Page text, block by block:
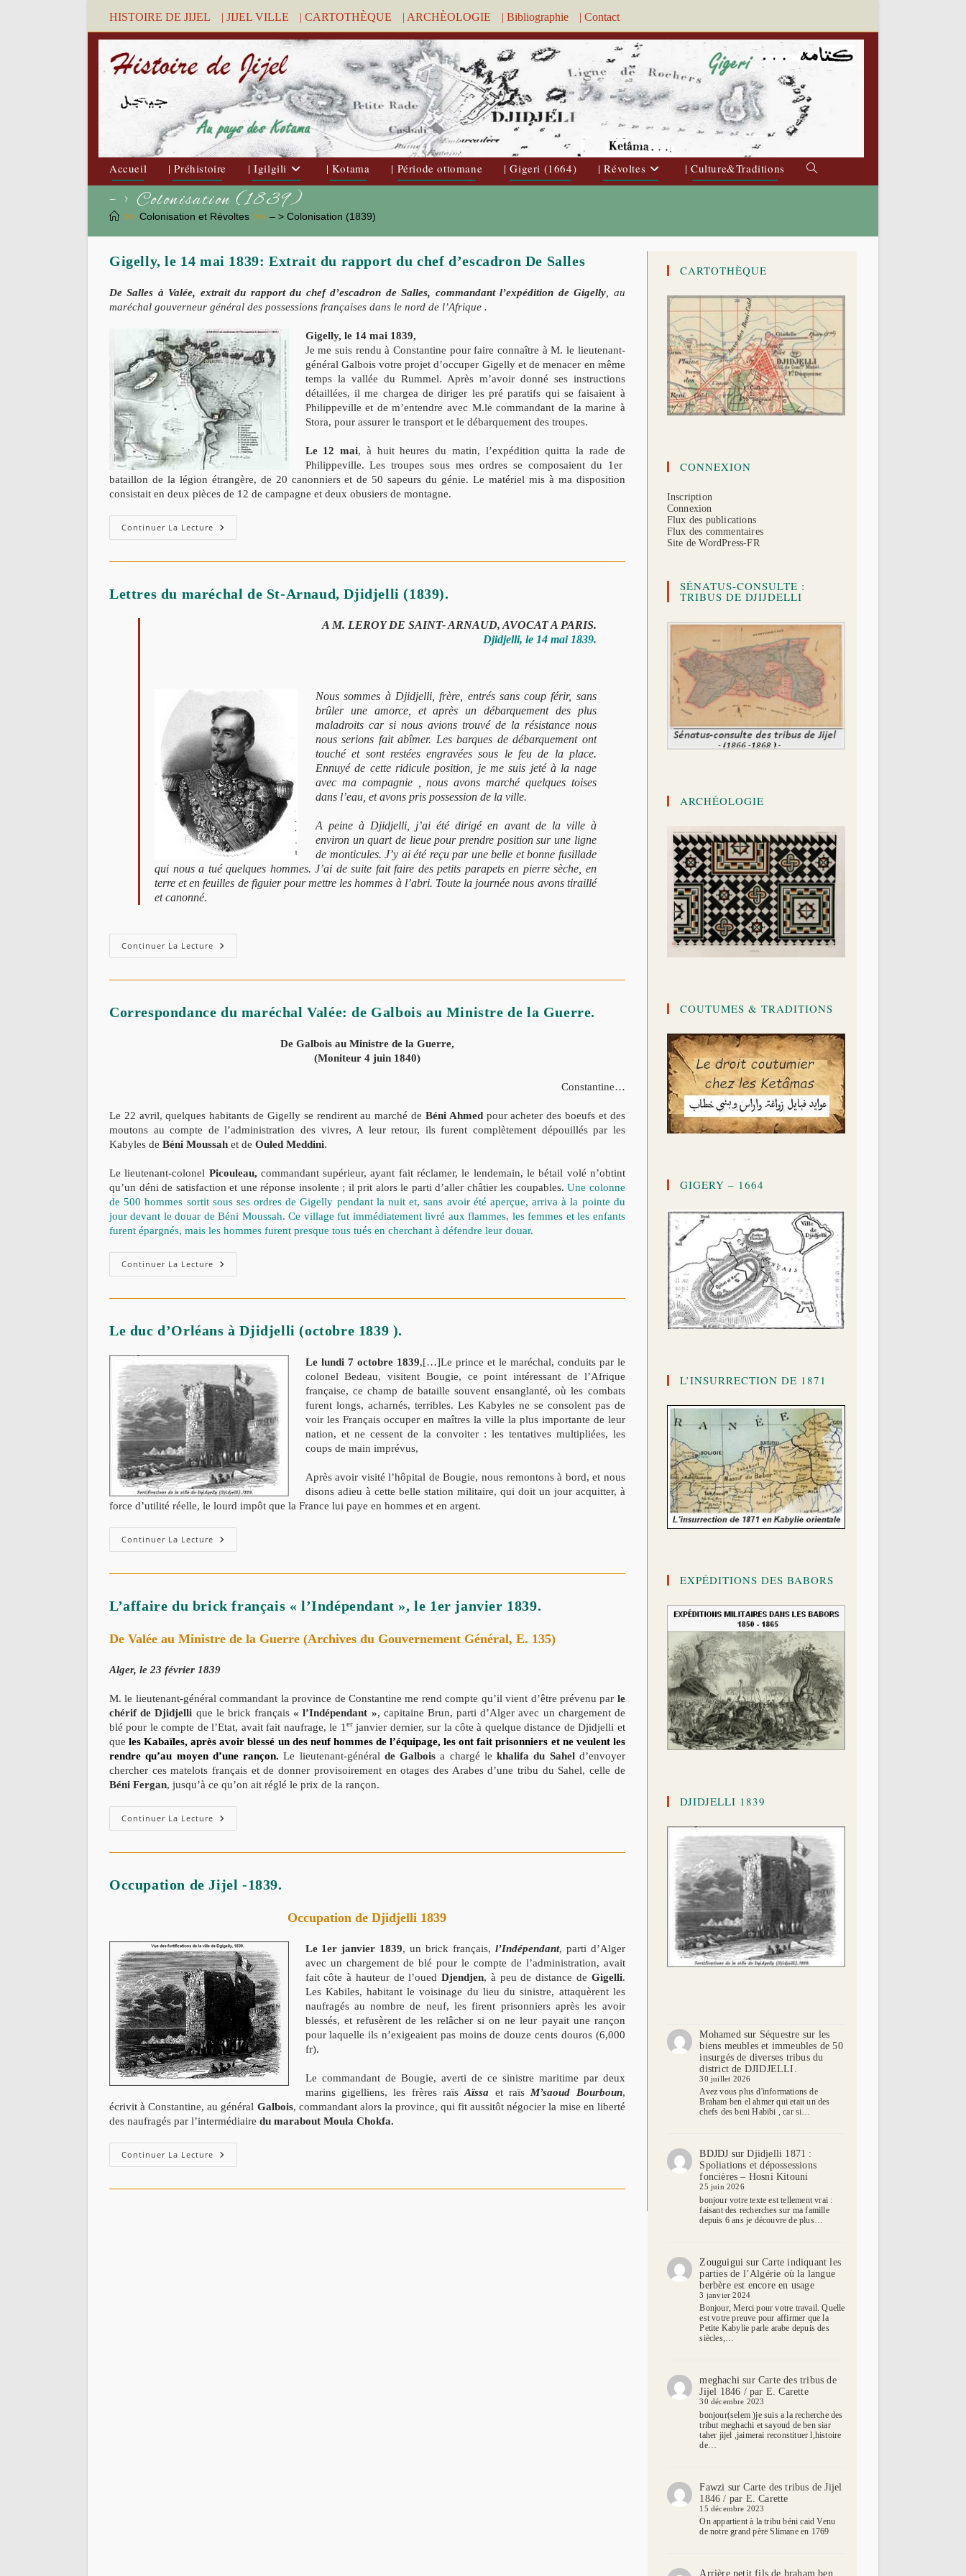
HISTOIRE DE JIJEL | JIJEL VILLE | CARTOTHÈQUE | ARCHÈOLOGIE | Bibliographie | Contact
Accueil | Préhistoire | Igilgili | Kotama | Période ottomane | Gigeri (1664) | Révoltes | Culture&Traditions
Toggle
– > Colonisation (1839)
>> Colonisation et Révoltes >> – > Colonisation (1839)
Gigelly, le 14 mai 1839: Extrait du rapport du chef d’escadron De Salles
De Salles à Valée, extrait du rapport du chef d’escadron de Salles, commandant l’expédition de Gigelly , au
maréchal gouverneur général des possessions françaises dans le nord de l’Afrique .
Gigelly, le 14 mai 1839,
Je me suis rendu à Constantine pour faire connaître à M. le lieutenant-
général Galbois votre projet d’occuper Gigelly et de menacer en même
temps la vallée du Rummel. Après m’avoir donné ses instructions
détaillées, il me chargea de diriger les pré paratifs qui se faisaient à
Philippeville et de m’entendre avec M.le commandant de la marine à
Stora, pour assurer le transport et le débarquement des troupes.
Le 12 mai, à huit heures du matin, l’expédition quitta la rade de
Philippeville. Les troupes sous mes ordres se composaient du 1er
bataillon de la légion étrangère, de 20 canonniers et de 50 sapeurs du génie. Le matériel mis à ma disposition
consistait en deux pièces de 12 de campagne et deux obusiers de montagne.
Continuer La Lecture Gigelly,
Le
Du
Rapport
Lettres du maréchal de St-Arnaud, Djidjelli (1839).
A M. LEROY DE SAINT- ARNAUD, AVOCAT A PARIS.
Djidjelli, le 14 mai 1839.
Nous sommes à Djidjelli, frère, entrés sans coup férir, sans
brûler une amorce, et après un débarquement des plus
maladroits car si nous avions trouvé de la résistance nous
nous serions fait abîmer. Les barques de débarquement ont
touché et sont restées engravées sous le feu de la place.
Ennuyé de cette ridicule position, je me suis jeté à la nage
avec ma compagnie , nous avons marché quelques toises
dans l’eau, et avons pris possession de la ville.
A peine à Djidjelli, j’ai été dirigé en avant de la ville à
environ un quart de lieue pour prendre position sur une ligne
de monticules. J’y ai été reçu par une belle et bonne fusillade
qui nous a tué quelques hommes. J’ai de suite fait faire des petits parapets en pierre sèche, en
terre et en feuilles de figuier pour mettre les hommes à l’abri. Toute la journée nous avons tiraillé
et canonné.
Continuer La Lecture Lettres
Du
Djidjelli
(1839).
Correspondance du maréchal Valée: de Galbois au Ministre de la Guerre.
De Galbois au Ministre de la Guerre,
(Moniteur 4 juin 1840)
Constantine…
Le 22 avril, quelques habitants de Gigelly se rendirent au marché de Béni Ahmedpour acheter des boeufs et des
moutons au compte de l’administration des vivres, A leur retour, ils furent complètement dépouillés par les
Kabyles de Béni Moussah et de Ouled Meddini.
Le lieutenant-colonel Picouleau, commandant supérieur, ayant fait réclamer, le lendemain, le bétail volé n’obtint
qu’un déni de satisfaction et une réponse insolente ; il prit alors le parti d’aller châtier les coupables.Une colonne
de 500 hommes sortit sous sesordres de Gigelly pendant la nuit et, sans avoir été aperçue, arrivaà la pointe du
jour devant le douar de Béni Moussah. Ce village fut immédiatement livré aux flammes, les femmes et les enfants
furent épargnés, mais les hommes furent presque tous tués en cherchant à défendre leur douar.
Continuer La Lecture Correspondance
Du
Ministre
La
Guerre.
Le duc d’Orléans à Djidjelli (octobre 1839 ).
Le lundi 7 octobre 1839,[…]Le prince et le maréchal, conduits par le
colonel Bedeau, visitent Bougie, ce point intéressant de l’Afrique
française, ce champ de bataille souvent ensanglanté, où les combats
furent longs, acharnés, terribles. Les Kabyles ne se consolent pas de
voir les Français occuper en maîtres la ville la plus importante de leur
nation, et ne cessent de la convoiter : les tentatives multipliées, les
coups de main imprévus,
Après avoir visité l’hôpital de Bougie, nous remontons à bord, et nous
disons adieu à cette belle station militaire, qui doit un jour acquitter, à
force d’utilité réelle, le lourd impôt que la France lui paye en hommes et en argent.
Continuer La Lecture Le
Duc
1839
).
L’affaire du brick français « l’Indépendant », le 1er janvier 1839.
De Valée au Ministre de la Guerre (Archives du Gouvernement Général, E. 135)
Alger, le 23 février 1839
M. le lieutenant-général commandant la province de Constantine me rend compte qu’il vient d’être prévenu par le
chérif de Djidjelli que le brick français « l’Indépendant », capitaine Brun, parti d’Alger avec un chargement de
blé pour le compte de l’Etat, avait fait naufrage, le 1 erjanvier dernier, sur la côte à quelque distance de Djidjelli et
que les Kabaïles, après avoir blessé un des neuf hommes de l’équipage, les ont fait prisonniers et ne veulent les
rendre qu’au moyen d’une rançon.Le lieutenant-général de Galbois a chargé lekhalifa du Saheld’envoyer
chercher ces matelots français et de donner provisoirement en otages des Arabes d’une tribu du Sahel, celle de
Béni Fergan, jusqu’à ce qu’on ait réglé le prix de la rançon.
Continuer La Lecture L’affaire
Du
1er
Janvier
Occupation de Jijel -1839.
Occupation de Djidjelli 1839
Le 1er janvier 1839, un brick français, l’Indépendant, parti d’Alger
avec un chargement de blé pour le compte de l’administration, avait
fait côte à hauteur de l’ouedDjendjen, à peu de distance de Gigelli.
Les Kabiles, habitant le voisinage du lieu du sinistre, attaquèrent les
naufragés au nombre de neuf, les firent prisonniers après les avoir
blessés, et refusèrent de les relâcher si on ne leur payait une rançon
pour laquelle ils n’exigeaient pas moins de douze cents douros (6,000
fr).
Le commandant de Bougie, averti de ce sinistre maritime par deux
marins gigelliens, les frères raïsAïssa et raïs M’saoud Bourboun,
écrivit à Constantine, au général Galbois, commandant alors la province, qui fit aussitôt négocier la mise en liberté
des naufragés par l’intermédiaire du marabout Moula Chokfa.
Continuer La Lecture Occupation
De
CARTOTHÈQUE
CONNEXION
Inscription
Connexion
Flux des publications
Flux des commentaires
Site de WordPress-FR
SÉNATUS-CONSULTE :
TRIBUS DE DJIJDELLI
ARCHÉOLOGIE
COUTUMES & TRADITIONS
GIGERY – 1664
L’INSURRECTION DE 1871
EXPÉDITIONS DES BABORS
DJIDJELLI 1839
Mohamed sur Séquestre sur les
biens meubles et immeubles de 50
insurgés de diverses tribus du
district de DJIDJELLI.
30 juillet 2026
Avez vous plus d'informations de
Braham ben el ahmer qui etait un des
chefs des beni Habibi , car si…
BDJDJ surDjidjelli 1871 :
Spoliations et dépossessions
foncières – Hosni Kitouni
25 juin 2026
bonjour votre texte est tellement vrai :
faisant des recherches sur ma famille
depuis 6 ans je découvre de plus…
Zouguigui surCarte indiquant les
parties de l’Algérie où la langue
berbère est encore en usage
3 janvier 2024
Bonjour, Merci pour votre travail. Quelle
est votre preuve pour affirmer que la
Petite Kabylie parle arabe depuis des
siècles,…
meghachisur Carte des tribus de
Jijel 1846 / par E. Carette
30 décembre 2023
bonjour(selem )je suis a la recherche des
tribut meghachi et sayoud de ben siar
taher jijel ,jaimerai reconstituer l,histoire
de…
Fawzi surCarte des tribus de Jijel
1846 / par E. Carette
15 décembre 2023
On appartient à la tribu béni caid Venu
de notre grand père Slimane en 1769
Arrière petit fils de braham ben